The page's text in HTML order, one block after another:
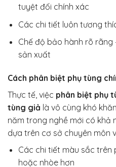
tuyệt đối chính xác
Các chi tiết luôn tương
Chế độ bảo hành rõ
sản xuất
Cách phân biệt phụ tùng
Thực tế, việc phân biệt phụ
tùng giả là vô cùng khó
năm trong nghề mới có khả
dựa trên cơ sở chuyên môn
Các chi tiết màu sắc
hoặc nhòe hơn